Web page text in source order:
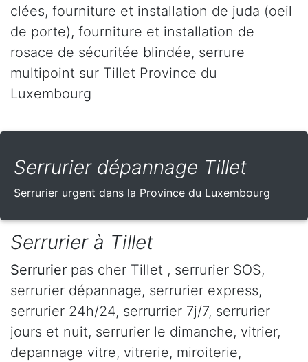
clées, fourniture et installation de juda (oeil
de porte), fourniture et installation de
rosace de sécuritée blindée, serrure
multipoint sur Tillet Province du
Luxembourg
Serrurier dépannage Tillet
Serrurier urgent dans la Province du Luxembourg
Serrurier à Tillet
Serrurier pas cher Tillet , serrurier SOS,
serrurier dépannage, serrurier express,
serrurier 24h/24, serrurrier 7j/7, serrurier
jours et nuit, serrurier le dimanche, vitrier,
depannage vitre, vitrerie, miroiterie,